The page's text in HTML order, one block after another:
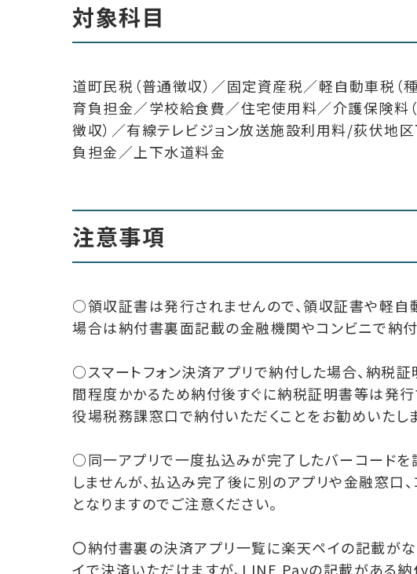
対象科目
道町民税（普通徴収）／固定資産税／軽自動車税（
育負担金／学校給食費／住宅使用料／介護保険料
徴収）／有線テレビジョン放送施設利用料/荻伏地
負担金／上下水道料金
注意事項
○領収証書は発行されませんので、領収証書や軽
場合は納付書裏面記載の金融機関やコンビニで納付
○スマートフォン決済アプリで納付した場合、納税
間程度かかるため納付後すぐに納税証明書等は発行
役場税務課窓口で納付いただくことをお勧めいたしま
○同一アプリで一度払込みが完了したバーコード
しませんが、払込み完了後に別のアプリや金融窓口
となりますのでご注意ください。
〇納付書裏の決済アプリ一覧に楽天ペイの記載が
イで決済いただけますが、LINE Payの記載がある